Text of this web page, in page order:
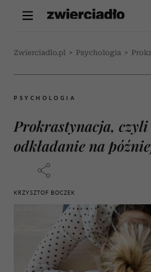
Zwierciadlo.pl > Psychologia >
PSYCHOLOGIA
Prokrastynacja,
odkładanie na
KRZYSZTOF BOCZEK